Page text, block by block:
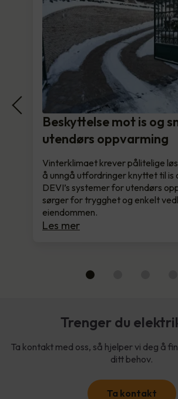
Beskyttelse mot is og
utendørs oppvarming
Vinterklimaet krever pålitelige
å unngå utfordringer knyttet til is
DEVI’s systemer for utendørs
sørger for trygghet og enkelt
eiendommen.
Les mer
Trenger du
Ta kontakt med oss, så hjelper vi deg å
ditt behov.
Ta kontakt